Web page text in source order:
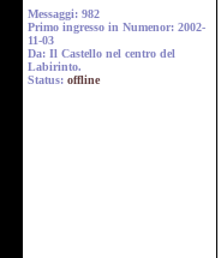
Messaggi: 982
Primo ingresso in Numenor: 2002-
11-03
Da: Il Castello nel centro del
Labirinto.
Status: offline